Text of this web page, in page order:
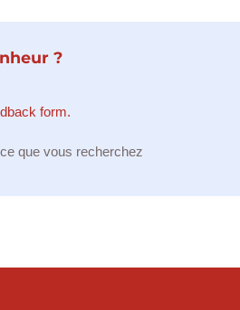
?
form.
que vous recherchez